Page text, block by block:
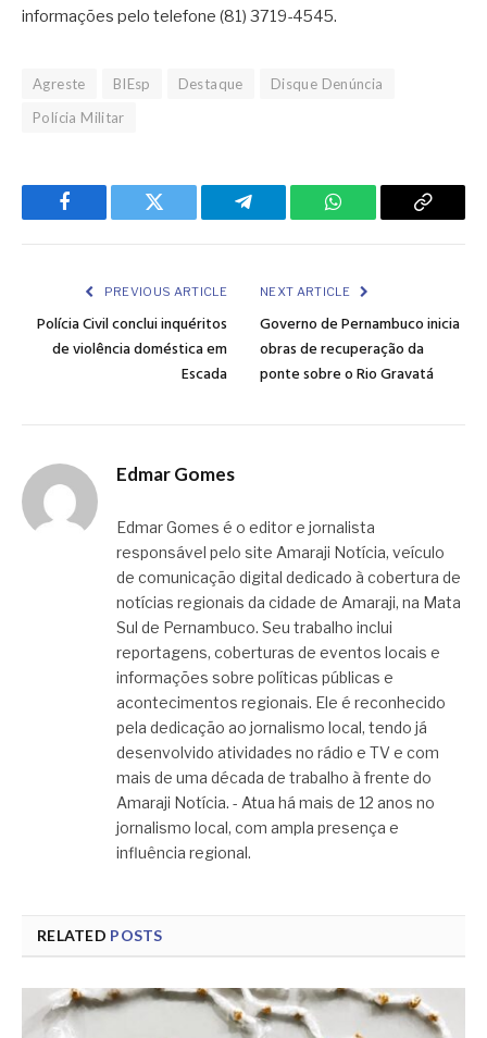
informações pelo telefone (81) 3719-4545.
Agreste BIEsp Destaque
Disque Denúncia
Polícia Militar
Facebook Twitter Telegram WhatsApp Copy
PREVIOUS ARTICLE
Polícia Civil conclui inquéritos
de violência doméstica em
Escada
NEXT ARTICLE
Governo de Pernambuco inicia
obras de recuperação da
ponte sobre o Rio Gravatá
Edmar Gomes
Edmar Gomes é o editor e jornalista
responsável pelo site Amaraji Notícia, veículo
de comunicação digital dedicado à cobertura de
notícias regionais da cidade de Amaraji, na Mata
Sul de Pernambuco. Seu trabalho inclui
reportagens, coberturas de eventos locais e
informações sobre políticas públicas e
acontecimentos regionais. Ele é reconhecido
pela dedicação ao jornalismo local, tendo já
desenvolvido atividades no rádio e TV e com
mais de uma década de trabalho à frente do
Amaraji Notícia. - Atua há mais de 12 anos no
jornalismo local, com ampla presença e
influência regional.
RELATED POSTS